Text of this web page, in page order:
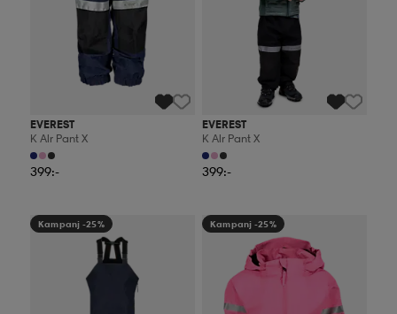
EVEREST
K Alr Pant X
399:-
EVEREST
K Alr Pant X
399:-
Kampanj -25% Kampanj -25%